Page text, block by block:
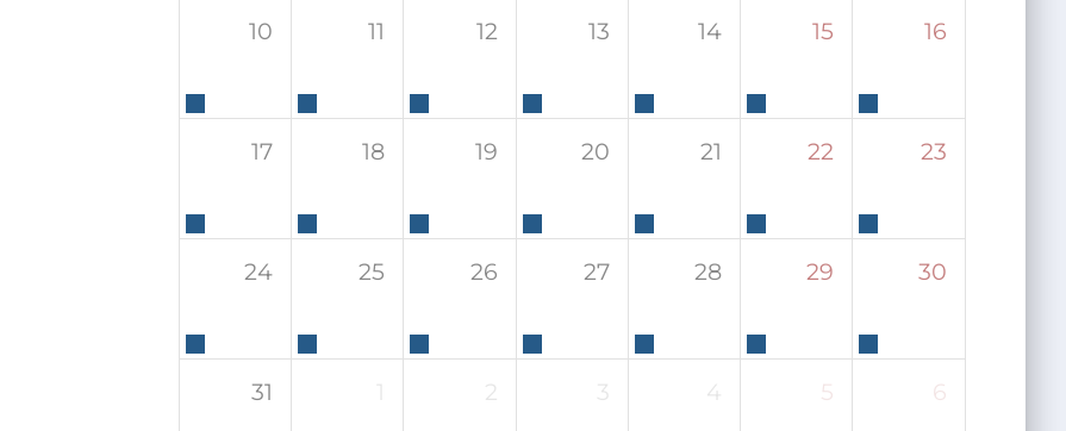
10 11 12 13 14 15 16
17 18 19 20 21 22 23
24 25 26 27 28 29 30
31 1 2 3 4 5 6